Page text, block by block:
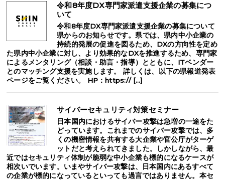
令和8年度DX専門家派遣支援企業の募集につ
いて
令和8年度DX専門家派遣支援企業の募集について
県からのお知らせです。県では、県内中小企業の
持続的発展の促進を図るため、DXの方向性を定め
た県内中小企業に対し、より効果的なDXを推進するため、専門家
によるメンタリング（相談・助言・指導）とともに、ITベンダー
とのマッチング支援を実施します。 詳しくは、以下の県報道発表
ページをご覧ください。 HP：https:// […]
サイバーセキュリティ対策セミナー
日本国内におけるサイバー攻撃は急増の一途をた
どっています。これまでのサイバー攻撃では、多
くの機密情報を共有する大企業や官公庁がターゲ
ットだと考えられてきました。しかしながら、最
近ではセキュリティ体制が脆弱な中小企業も標的になるケースが
相次いでいます。いまやサイバー攻撃は、日本国内にあるすべて
の企業が標的になっているといっても過言ではありません。本セ